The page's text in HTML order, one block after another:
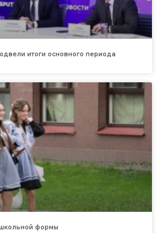
итоги основного периода
формы